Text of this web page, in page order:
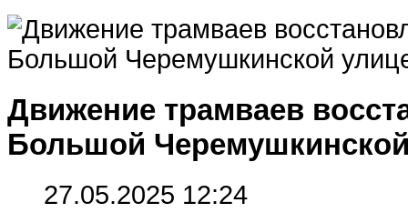
Движение трамваев
Большой
27.05.2025 12:24